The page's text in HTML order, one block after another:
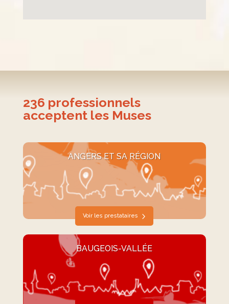
236 professionnels
acceptent les Muses
ANGERS ET SA RÉGION
Voir les prestataires
BAUGEOIS-VALLÉE